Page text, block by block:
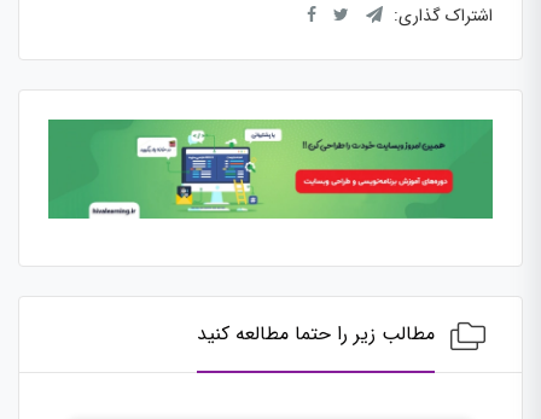
اشتراک گذاری:
مطالب زیر را حتما مطالعه کنید